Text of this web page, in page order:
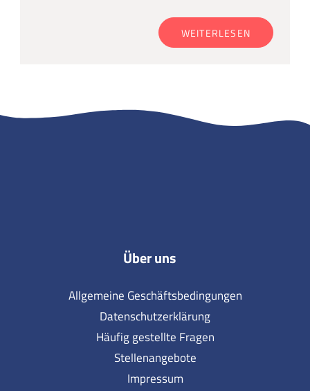
WEITERLESEN
Über uns
Allgemeine Geschäftsbedingungen
Datenschutzerklärung
Häufig gestellte Fragen
Stellenangebote
Impressum